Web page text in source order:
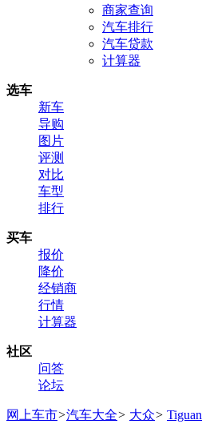
商家查询
汽车排行
汽车贷款
计算器
选车
新车
导购
图片
评测
对比
车型
排行
买车
报价
降价
经销商
行情
计算器
社区
问答
论坛
网上车市>汽车大全> 大众> Tiguan